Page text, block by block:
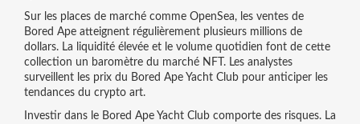
Sur les places de marché comme OpenSea, les ventes de
Bored Ape atteignent régulièrement plusieurs millions de
dollars. La liquidité élevée et le volume quotidien font de cette
collection un baromètre du marché NFT. Les analystes
surveillent les prix du Bored Ape Yacht Club pour anticiper les
tendances du crypto art.
Investir dans le Bored Ape Yacht Club comporte des risques. La